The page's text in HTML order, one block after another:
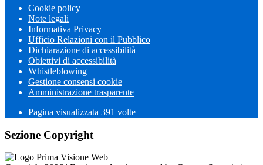
Cookie policy
Note legali
Informativa Privacy
Ufficio Relazioni con il Pubblico
Dichiarazione di accessibilità
Obiettivi di accessibilità
Whistleblowing
Gestione consensi cookie
Amministrazione trasparente
Pagina visualizzata 391 volte
Sezione Copyright